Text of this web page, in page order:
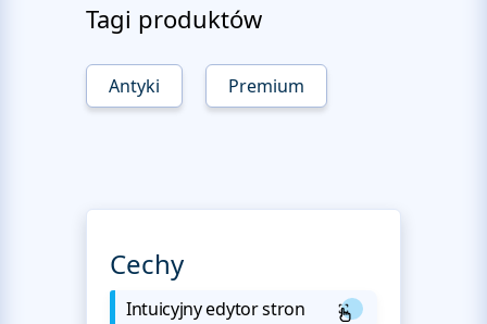
Tagi produktów
Antyki Premium
Cechy
Intuicyjny edytor stron